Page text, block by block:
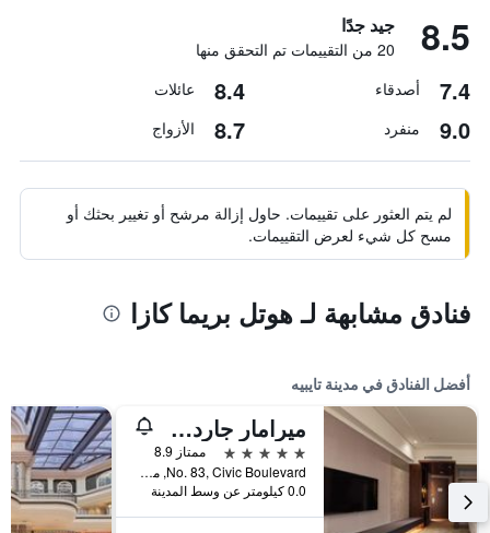
8.5 جيد جدًا
20 من التقييمات تم التحقق منها
7.4 أصدقاء 8.4 عائلات
9.0 منفرد 8.7 الأزواج
لم يتم العثور على تقييمات. حاول إزالة مرشح أو تغيير بحثك أو
مسح كل شيء لعرض التقييمات.
فنادق مشابهة لـ هوتل بريما كازا
أفضل الفنادق في مدينة تايبيه
ميرامار جاردن تابييه
5 نجوم
ممتاز 8.9
No. 83, Civic Boulevard, مدينة تايبيه, تايوان
0.0 كيلومتر عن وسط المدينة